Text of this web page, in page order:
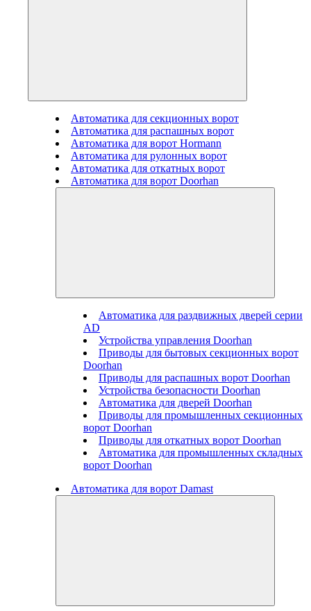
Автоматика для секционных ворот
Автоматика для распашных ворот
Автоматика для ворот Hormann
Автоматика для рулонных ворот
Автоматика для откатных ворот
Автоматика для ворот Doorhan
Автоматика для раздвижных дверей серии
AD
Устройства управления Doorhan
Приводы для бытовых секционных ворот
Doorhan
Приводы для распашных ворот Doorhan
Устройства безопасности Doorhan
Автоматика для дверей Doorhan
Приводы для промышленных секционных
ворот Doorhan
Приводы для откатных ворот Doorhan
Автоматика для промышленных складных
ворот Doorhan
Автоматика для ворот Damast